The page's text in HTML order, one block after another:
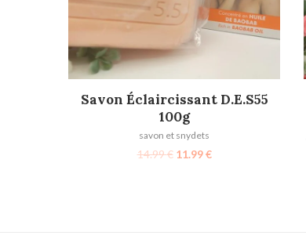
AJOUTER AU PANIER
Savon Éclaircissant D.E.S55
100g
savon et snydets
14.99€ 11.99€